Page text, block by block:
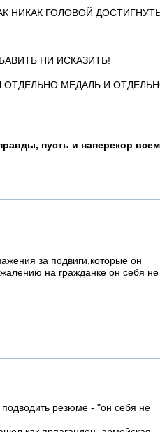
НИКАК ГОЛОВОЙ
НИ ИСКАЗИТЬ!
ОТДЕЛЬНО МЕДАЛЬ И
пусть и наперекор всем
за подвиги,которые он
на гражданке он себя не
подводить резюме - "он себя не